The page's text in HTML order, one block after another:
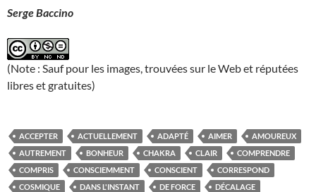
Serge Baccino
(Note : Sauf pour les images, trouvées sur le Web et réputées
libres et gratuites)
ACCEPTER ACTUELLEMENT ADAPTÉ AIMER
AMOUREUX
AUTREMENT
BONHEUR CHAKRA CLAIR
COMPRENDRE
COMPRIS
CONSCIEMMENT CONSCIENT
CORRESPOND
COSMIQUE
DANS L'INSTANT DE FORCE
DÉCALAGE